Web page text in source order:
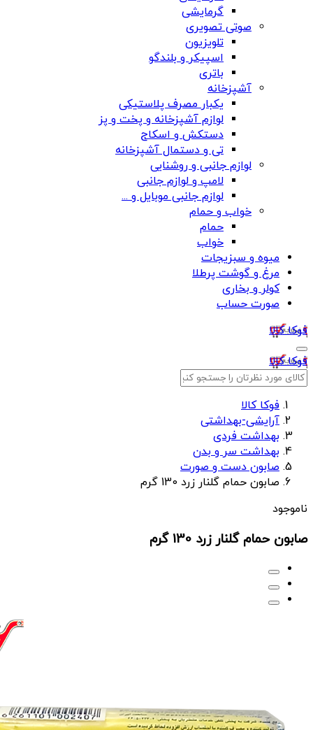
گرمایشی
صوتی تصویری
تلویزیون
اسپیکر و بلندگو
باتری
آشپزخانه
یکبار مصرف پلاستیکی
لوازم آشپزخانه و پخت و پز
دستکش و اسکاج
تی و دستمال آشپزخانه
لوازم جانبی و روشنایی
لامپ و لوازم جانبی
لوازم جانبی موبایل و ...
خواب و حمام
حمام
خواب
میوه و سبزیجات
مرغ و گوشت پرطلا
کولر و بخاری
صورت حساب
فوکا کالا
فوکا کالا
فوکا کالا
آرایشی-بهداشتی
بهداشت فردی
بهداشت سر و بدن
صابون دست و صورت
صابون حمام گلنار زرد 130 گرم
ناموجود
صابون حمام گلنار زرد 130 گرم